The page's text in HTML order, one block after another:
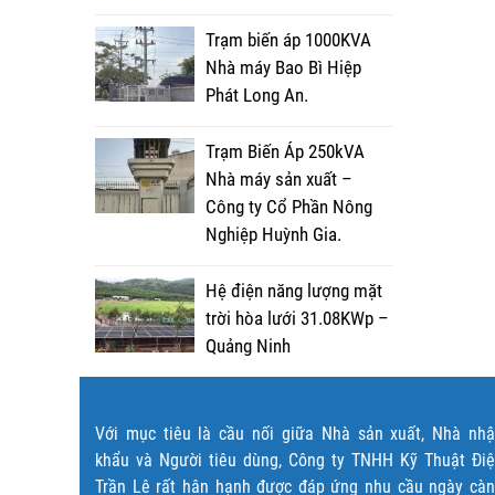
Trạm biến áp 1000KVA
Nhà máy Bao Bì Hiệp
Phát Long An.
Trạm Biến Áp 250kVA
Nhà máy sản xuất –
Công ty Cổ Phần Nông
Nghiệp Huỳnh Gia.
Hệ điện năng lượng mặt
trời hòa lưới 31.08KWp –
Quảng Ninh
Với mục tiêu là cầu nối giữa Nhà sản xuất, Nhà
khẩu và Người tiêu dùng, Công ty TNHH Kỹ Thuật
Trần Lê rất hân hạnh được đáp ứng nhu cầu ngày